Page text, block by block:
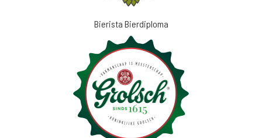
Bierista Bierdiploma